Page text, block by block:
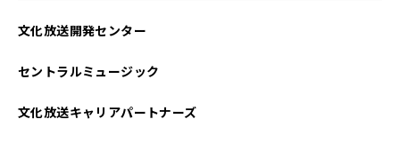
文化放送開発センター
セントラルミュージック
文化放送キャリアパートナーズ